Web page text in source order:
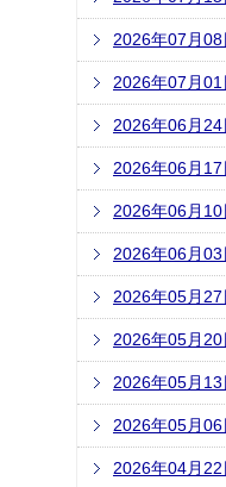
2026年07月
2026年07月
2026年06月
2026年06月17
2026年06月
2026年06月
2026年05月
2026年05月20
2026年05月13
2026年05月06
2026年04月